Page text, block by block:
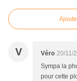
V Véro 20/11/
Sympa la
pour cette